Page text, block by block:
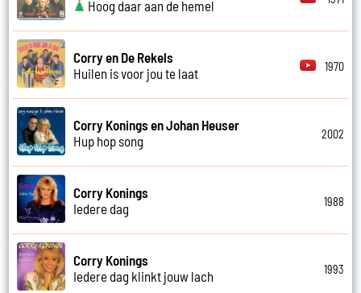
Hoog daar aan de hemel
Corry en De Rekels
Huilen is voor jou te laat
1970
Corry Konings en Johan Heuser
Hup hop song
2002
Corry Konings
Iedere dag
1988
Corry Konings
Iedere dag klinkt jouw lach
1993